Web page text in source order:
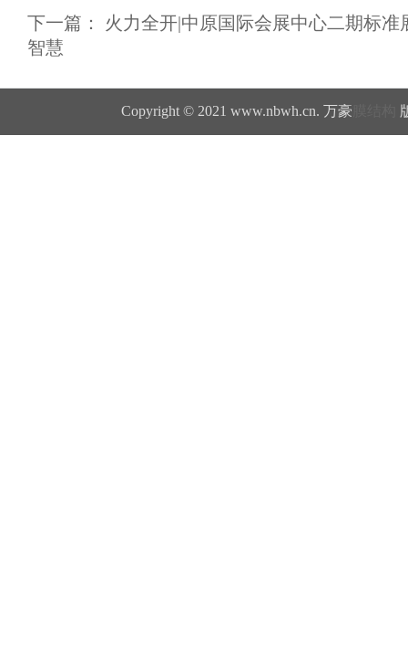
下一篇： 火力全开|中原国际会展中心二期标准
智慧
Copyright © 2021 www.nbwh.cn. 万豪